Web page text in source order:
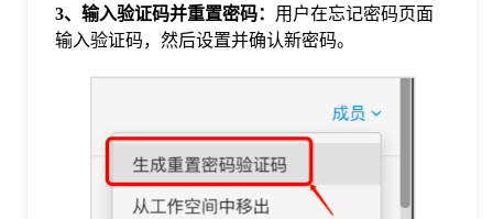
3、输入验证码并重置密码： 用户在忘记密码页面
输入验证码，然后设置并确认新密码。